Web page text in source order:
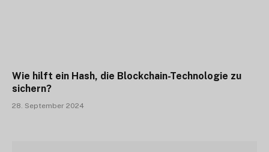
Wie hilft ein Hash, die Blockchain-Technologie zu
sichern?
28. September 2024